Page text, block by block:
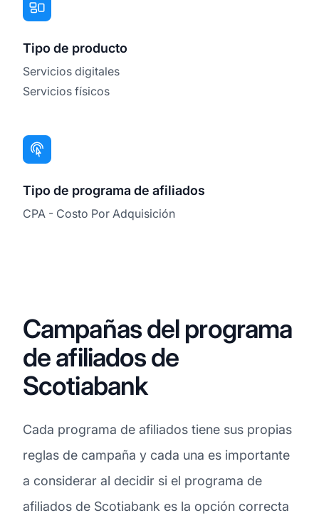
Tipo de producto
Servicios digitales
Servicios físicos
Tipo de programa de afiliados
CPA - Costo Por Adquisición
Campañas del programa
de afiliados de
Scotiabank
Cada programa de afiliados tiene sus propias
reglas de campaña y cada una es importante
a considerar al decidir si el programa de
afiliados de Scotiabank es la opción correcta